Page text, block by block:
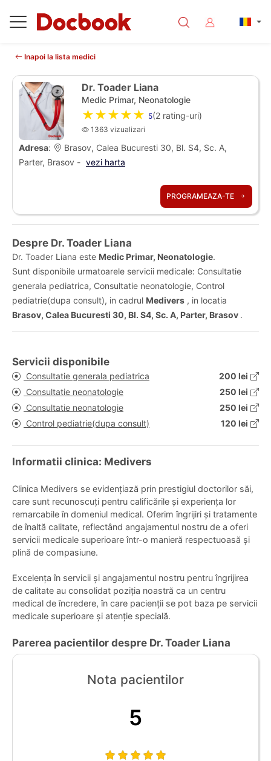
Inapoi la lista medici
Dr. Toader Liana
Medic Primar, Neonatologie
★★★★★ 5(2 rating-uri)
1363 vizualizari
Adresa:
Brasov, Calea Bucuresti 30, Bl. S4, Sc. A,
Parter, Brasov - vezi harta
PROGRAMEAZA-TE
Despre Dr. Toader Liana
Dr. Toader Liana este Medic Primar, Neonatologie.
Sunt disponibile urmatoarele servicii medicale: Consultatie
generala pediatrica, Consultatie neonatologie, Control
pediatrie(dupa consult), in cadrul Medivers , in locatia
Brasov, Calea Bucuresti 30, Bl. S4, Sc. A, Parter, Brasov .
Servicii disponibile
Consultatie generala pediatrica
200 lei
Consultatie neonatologie
250 lei
Consultatie neonatologie
250 lei
Control pediatrie(dupa consult)
120 lei
Informatii clinica: Medivers
Clinica Medivers se evidențiază prin prestigiul doctorilor săi,
care sunt recunoscuți pentru calificările și experiența lor
remarcabile în domeniul medical. Oferim îngrijiri și tratamente
de înaltă calitate, reflectând angajamentul nostru de a oferi
servicii medicale superioare într-o manieră respectuoasă și
plină de compasiune.
Excelența în servicii și angajamentul nostru pentru îngrijirea
de calitate au consolidat poziția noastră ca un centru
medical de încredere, în care pacienții se pot baza pe servicii
medicale superioare și atenție specială.
Parerea pacientilor despre Dr. Toader Liana
Nota pacientilor
5